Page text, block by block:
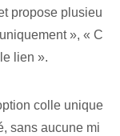
propose plusieu
», « C
lien ».
colle unique
sans aucune mi